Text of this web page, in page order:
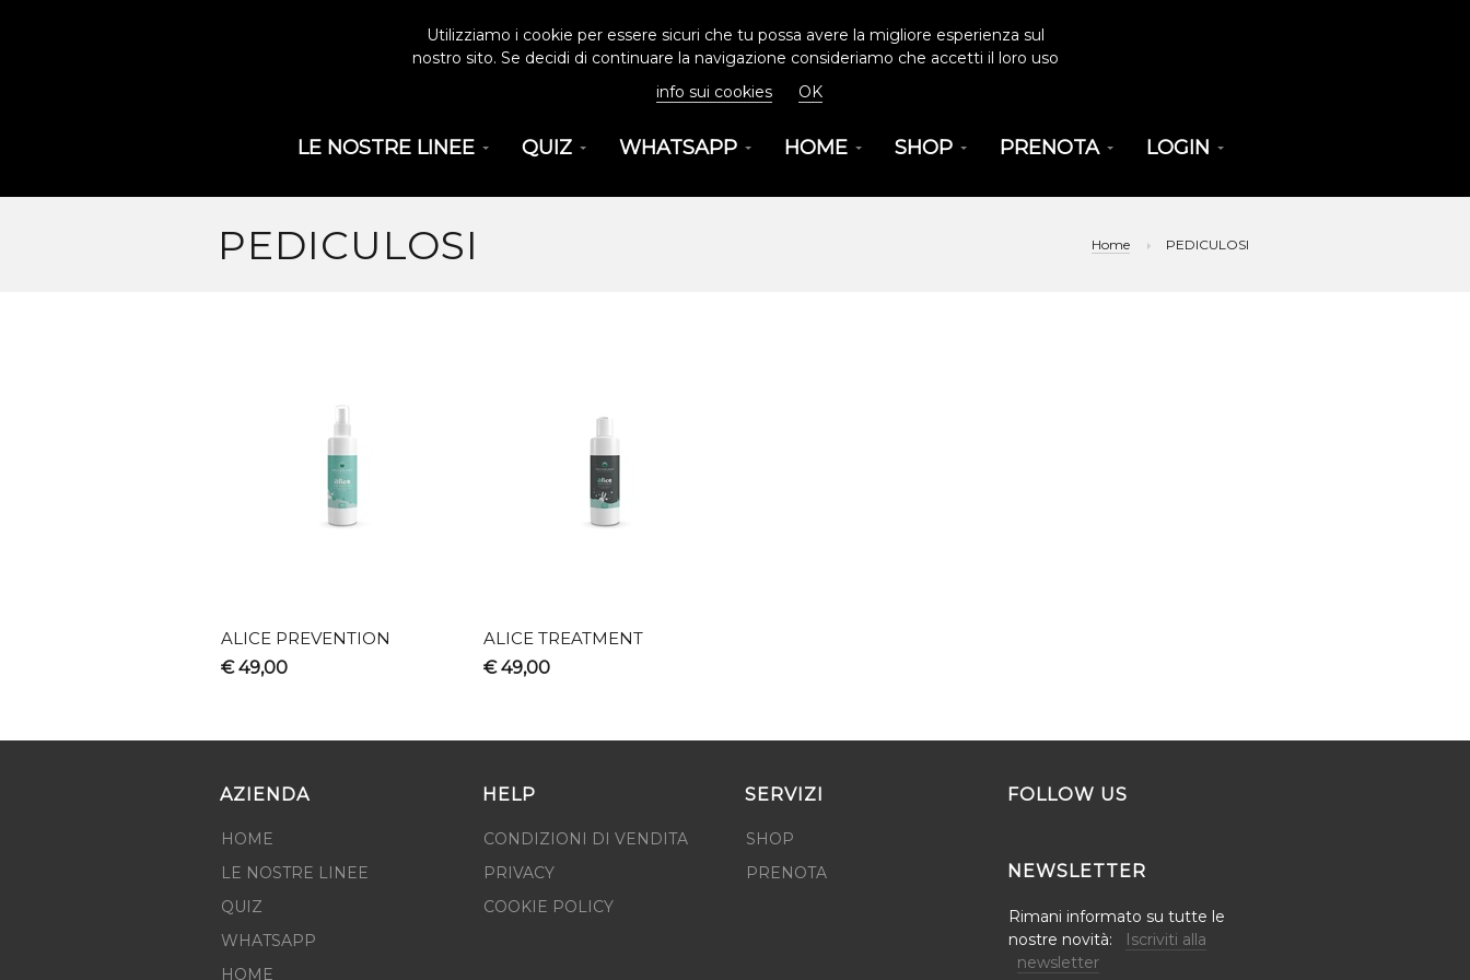
LE NOSTRE LINEE QUIZ WHATSAPP HOME SHOP PRENOTA LOGIN
PEDICULOSI Home PEDICULOSI
ALICE PREVENTION
€ 49,00
ALICE TREATMENT
€ 49,00
AZIENDA
HOME
LE NOSTRE LINEE
QUIZ
WHATSAPP
HOME
HELP
CONDIZIONI DI VENDITA
PRIVACY
COOKIE POLICY
SERVIZI
SHOP
PRENOTA
FOLLOW US
NEWSLETTER
Rimani informato su tutte le
nostre novità:
Iscriviti alla
newsletter
Utilizziamo i cookie per essere sicuri che tu possa avere la migliore esperienza sul
nostro sito. Se decidi di continuare la navigazione consideriamo che accetti il loro uso
info sui cookies
OK